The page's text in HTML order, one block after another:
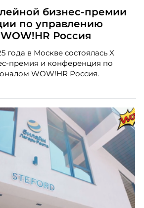
бизнес-премии
по управлению
Россия
года в Москве состоялась X
премия и конференция по
WOW!HR Россия.
мероприятия.